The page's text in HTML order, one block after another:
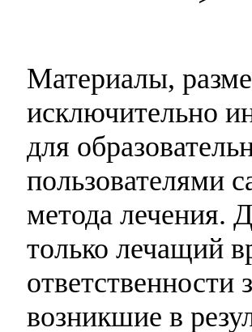
Материалы,
исключительно
для
пользователями
метода лечения.
только лечащий
ответственности
возникшие в